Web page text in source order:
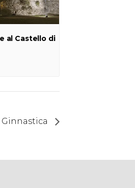
al Castello di
Ginnastica